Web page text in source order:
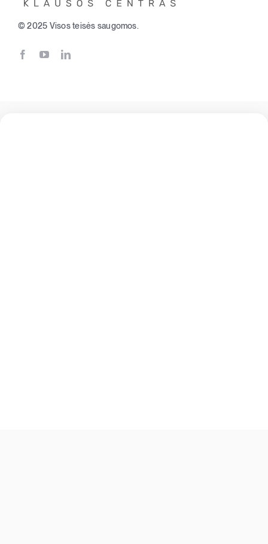
© 2025 Visos teisės saugomos.